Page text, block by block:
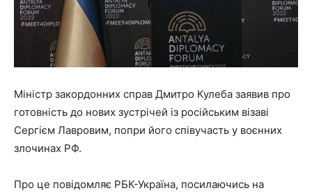
Міністр закордонних справ Дмитро Кулеба заявив про
готовність до нових зустрічей із російським візаві
Сергієм Лавровим, попри його співучасть у воєнних
злочинах РФ.
Про це повідомляє РБК-Україна, посилаючись на